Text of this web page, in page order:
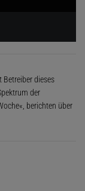
Betreiber dieses
der
berichten über